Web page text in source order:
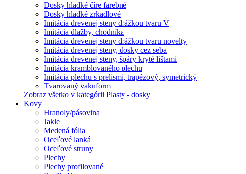
Dosky hladké číre farebné
Dosky hladké zrkadlové
Imitácia drevenej steny drážkou tvaru V
Imitácia dlažby, chodníka
Imitácia drevenej steny drážkou tvaru novelty
Imitácia drevenej steny, dosky cez seba
Imitácia drevenej steny, špáry kryté lištami
Imitácia kramblovaného plechu
Imitácia plechu s prelismi, trapézový, symetrický
Tvarovaný vakuform
Zobraz všetko v kategórii Plasty - dosky
Kovy
Hranoly/pásovina
Jakle
Medená fólia
Oceľové lanká
Oceľové struny
Plechy
Plechy profilované